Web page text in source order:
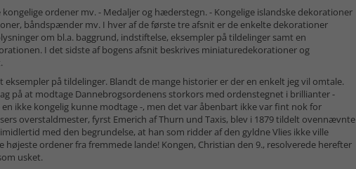
ordener mv. - Medaljer og hæderstegn. - Kongelige islandske dekorationer
båndspænder mv. I hver af de første tre afsnit er de enkelte dekorationer
om bl.a. baggrund, indstiftelse, eksempler på tildelinger samt en
I det sidste af bogens afsnit beskrives miniaturedekorationer og
på tildelinger. Blandt de mange historier er der en enkelt jeg vil omtale.
på at modtage Dannebrogsordenens storkors med ordenstegnet i brillianter -
ikke kongelig kunne modtage -, men det var åbenbart ikke var fint nok for
overstaldmester, fyrst Emerich af Thurn und Taxis, blev i 1879 tildelt ovennævnte
med den begrundelse, at han som ridder af den gyldne Vlies ikke ville
højeste ordener fra fremmede lande! Kongen, Christian den 9., resolverede herefter
usket.